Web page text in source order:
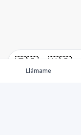
🇪🇸 🇺🇸
Llámame